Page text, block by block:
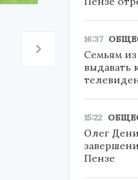
16:37
Семьям
выдавать
15:22
Олег
Пензе